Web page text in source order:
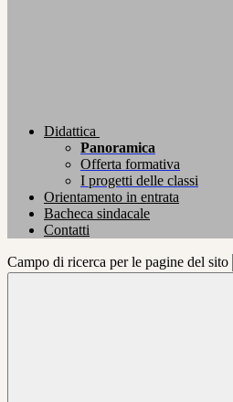
Didattica
Panoramica
Offerta formativa
I progetti delle classi
Orientamento in entrata
Bacheca sindacale
Contatti
Campo di ricerca per le pagine del sito